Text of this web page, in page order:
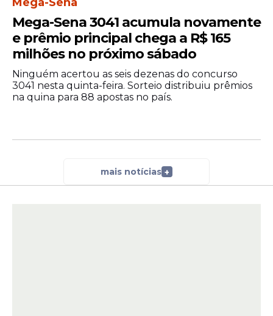
numerário fraudulento na economia,
motivo pelo qual a prática é considerada
grave pelas autoridades responsáveis pelo
combate a esse tipo de crime.
Mega-Sena 3041 acumula novamente
e prêmio principal chega a R$ 165
milhões no próximo sábado
Ninguém acertou as seis dezenas do concurso
3041 nesta quinta-feira. Sorteio distribuiu prêmios
na quina para 88 apostas no país.
mais notícias +